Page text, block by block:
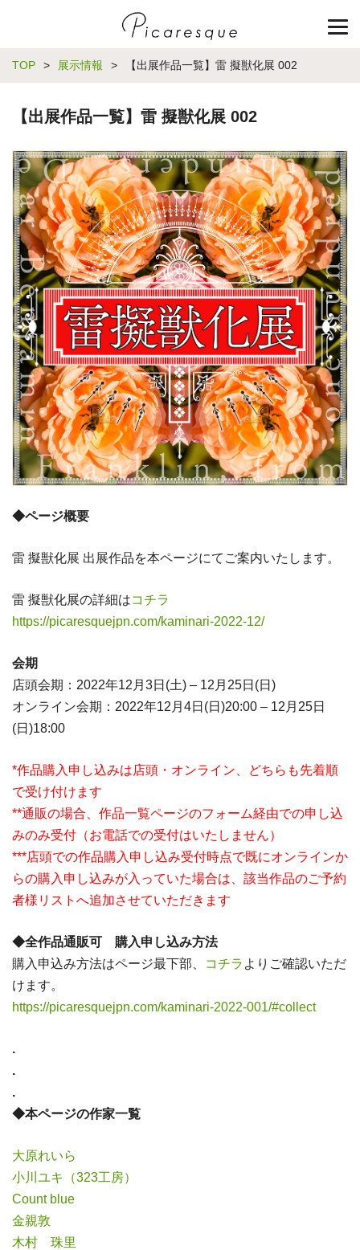
TOP > 展示情報 > 【出展作品一覧】雷 擬獣化展 002
【出展作品一覧】雷 擬獣化展 002
◆ページ概要
雷 擬獣化展 出展作品を本ページにてご案内いたします。
雷 擬獣化展の詳細はコチラ
https://picaresquejpn.com/kaminari-2022-12/
会期
店頭会期：2022年12月3日(土) – 12月25日(日)
オンライン会期：2022年12月4日(日)20:00 – 12月25日
(日)18:00
*作品購入申し込みは店頭・オンライン、どちらも先着順
で受け付けます
**通販の場合、作品一覧ページのフォーム経由での申し込
みのみ受付（お電話での受付はいたしません）
***店頭での作品購入申し込み受付時点で既にオンラインか
らの購入申し込みが入っていた場合は、該当作品のご予約
者様リストへ追加させていただきます
◆全作品通販可 購入申し込み方法
購入申込み方法はページ最下部、
コチラ よりご確認いただ
けます。
https://picaresquejpn.com/kaminari-2022-001/#collect
.
.
.
◆本ページの作家一覧
大原れいら
小川ユキ（323工房）
Count blue
金親敦
木村 珠里